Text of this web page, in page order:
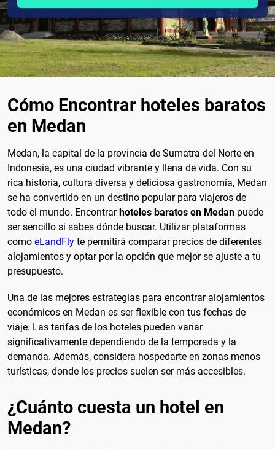
Cómo Encontrar hoteles baratos
en Medan
Medan, la capital de la provincia de Sumatra del Norte en
Indonesia, es una ciudad vibrante y llena de vida. Con su
rica historia, cultura diversa y deliciosa gastronomía, Medan
se ha convertido en un destino popular para viajeros de
todo el mundo. Encontrar hoteles baratos en Medan puede
ser sencillo si sabes dónde buscar. Utilizar plataformas
como eLandFly te permitirá comparar precios de diferentes
alojamientos y optar por la opción que mejor se ajuste a tu
presupuesto.
Una de las mejores estrategias para encontrar alojamientos
económicos en Medan es ser flexible con tus fechas de
viaje. Las tarifas de los hoteles pueden variar
significativamente dependiendo de la temporada y la
demanda. Además, considera hospedarte en zonas menos
turísticas, donde los precios suelen ser más accesibles.
¿Cuánto cuesta un hotel en
Medan?